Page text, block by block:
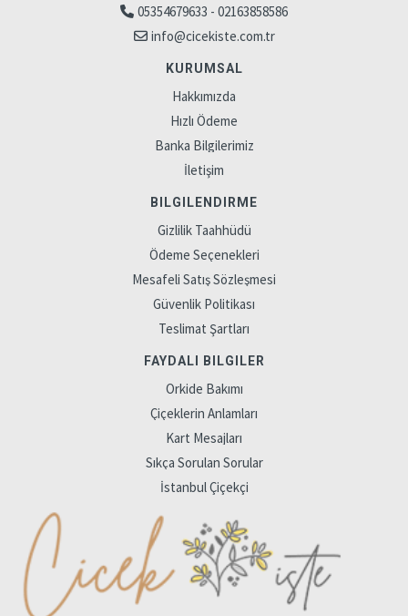
05354679633 - 02163858586
info@cicekiste.com.tr
KURUMSAL
Hakkımızda
Hızlı Ödeme
Banka Bilgilerimiz
İletişim
BILGILENDIRME
Gizlilik Taahhüdü
Ödeme Seçenekleri
Mesafeli Satış Sözleşmesi
Güvenlik Politikası
Teslimat Şartları
FAYDALI BILGILER
Orkide Bakımı
Çiçeklerin Anlamları
Kart Mesajları
Sıkça Sorulan Sorular
İstanbul Çiçekçi